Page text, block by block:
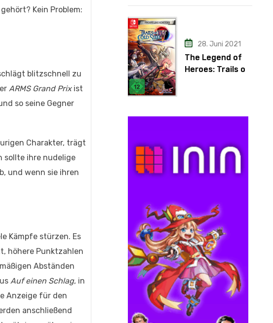
Kein Problem:
blitzschnell zu
ARMS Grand Prixist
so seine Gegner
Charakter, trägt
sollte ihre nudelige
und wenn sie ihren
Kämpfe stürzen. Es
höhere Punktzahlen
Abständen
Auf einen Schlag, in
Anzeige für den
anschließend
28. Juni 2021
The Legend of
Heroes: Trails of